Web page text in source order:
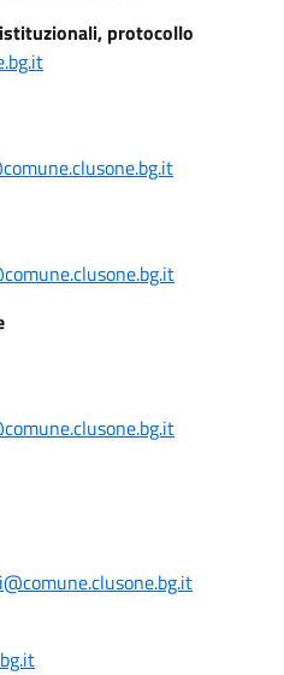
protocollo